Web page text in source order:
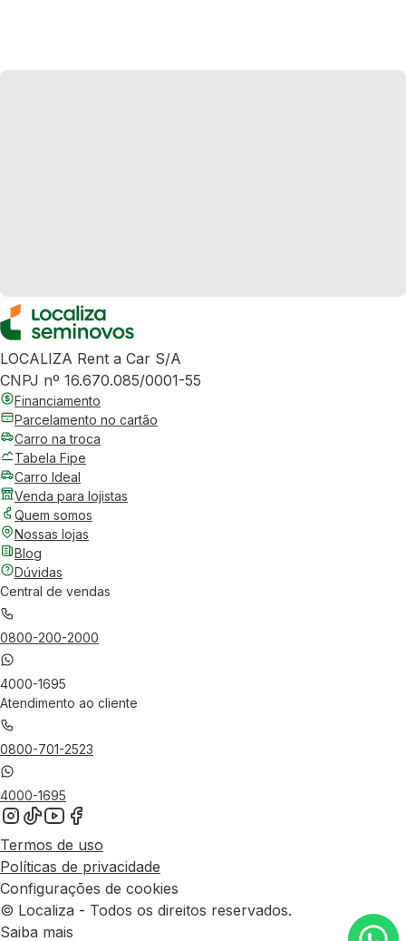
LOCALIZA Rent a Car S/A
CNPJ nº 16.670.085/0001-55
Financiamento
Parcelamento no cartão
Carro na troca
Tabela Fipe
Carro Ideal
Venda para lojistas
Quem somos
Nossas lojas
Blog
Dúvidas
Central de vendas
0800-200-2000
4000-1695
Atendimento ao cliente
0800-701-2523
4000-1695
Termos de uso
Políticas de privacidade
Configurações de cookies
© Localiza - Todos os direitos reservados.
Saiba mais